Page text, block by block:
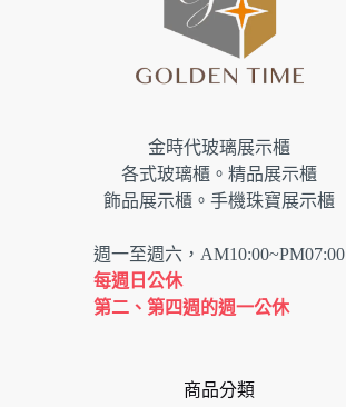
金時代玻璃展示櫃
各式玻璃櫃。精品展示櫃
飾品展示櫃。手機珠寶展示櫃
週一至週六，AM10:00~PM07:00
每週日公休
第二、第四週的週一公休
商品分類